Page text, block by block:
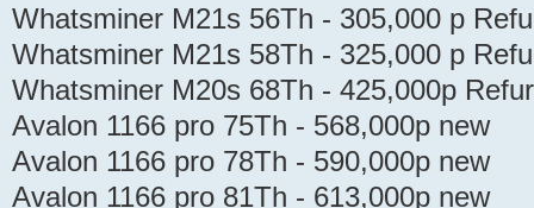
Whatsminer M21s 56Th - 305,000 р
Whatsminer M21s 58Th - 325,000 р
Whatsminer M20s 68Th - 425,000р
Avalon 1166 pro 75Th - 568,000р new
Avalon 1166 pro 78Th - 590,000р new
Avalon 1166 pro 81Th - 613,000р new